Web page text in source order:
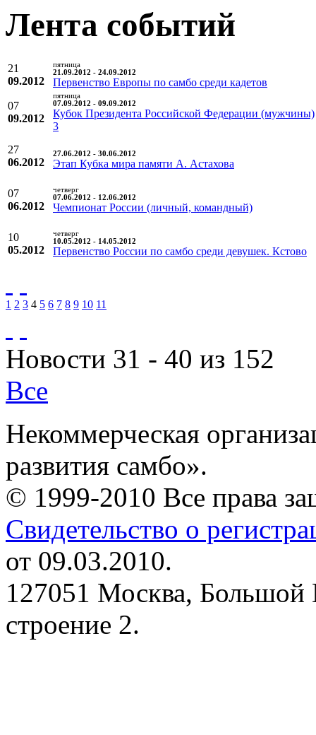
Лента событий
21
09.2012
пятница
21.09.2012 - 24.09.2012
Первенство Европы по самбо среди кадетов
07
09.2012
пятница
07.09.2012 - 09.09.2012
Кубок Президента Российской Федерации (мужчины)
3
27
06.2012
27.06.2012 - 30.06.2012
Этап Кубка мира памяти А. Астахова
07
06.2012
четверг
07.06.2012 - 12.06.2012
Чемпионат России (личный, командный)
10
05.2012
четверг
10.05.2012 - 14.05.2012
Первенство России по самбо среди девушек. Кстово
1 2 3 4 5 6 7 8 9 10 11
Новости 31 - 40 из 152
Все
Некоммерческая
развития самбо».
© 1999-2010 Все права
Свидетельство о
от 09.03.2010.
127051 Москва, Большой
строение 2.